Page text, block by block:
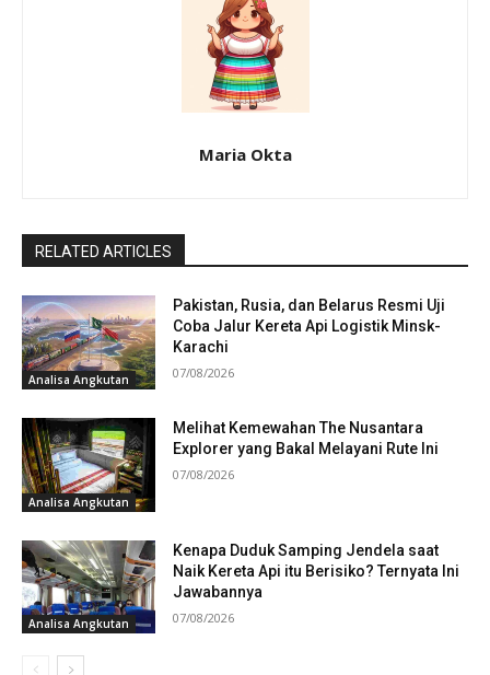
Maria Okta
RELATED ARTICLES
Analisa Angkutan
Pakistan, Rusia, dan Belarus Resmi Uji
Coba Jalur Kereta Api Logistik Minsk-
Karachi
07/08/2026
Analisa Angkutan
Melihat Kemewahan The Nusantara
Explorer yang Bakal Melayani Rute Ini
07/08/2026
Analisa Angkutan
Kenapa Duduk Samping Jendela saat
Naik Kereta Api itu Berisiko? Ternyata Ini
Jawabannya
07/08/2026